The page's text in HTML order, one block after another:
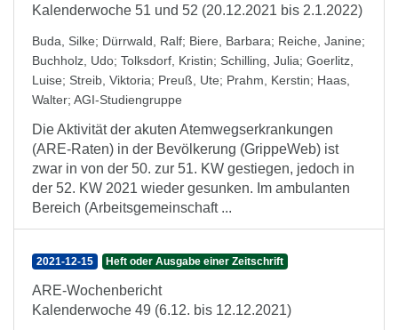
Kalenderwoche 51 und 52 (20.12.2021 bis 2.1.2022)
Buda, Silke; Dürrwald, Ralf; Biere, Barbara; Reiche, Janine;
Buchholz, Udo; Tolksdorf, Kristin; Schilling, Julia; Goerlitz,
Luise; Streib, Viktoria; Preuß, Ute; Prahm, Kerstin; Haas,
Walter; AGI-Studiengruppe
Die Aktivität der akuten Atemwegserkrankungen
(ARE-Raten) in der Bevölkerung (GrippeWeb) ist
zwar in von der 50. zur 51. KW gestiegen, jedoch in
der 52. KW 2021 wieder gesunken. Im ambulanten
Bereich (Arbeitsgemeinschaft ...
2021-12-15 Heft oder Ausgabe einer Zeitschrift
ARE-Wochenbericht
Kalenderwoche 49 (6.12. bis 12.12.2021)